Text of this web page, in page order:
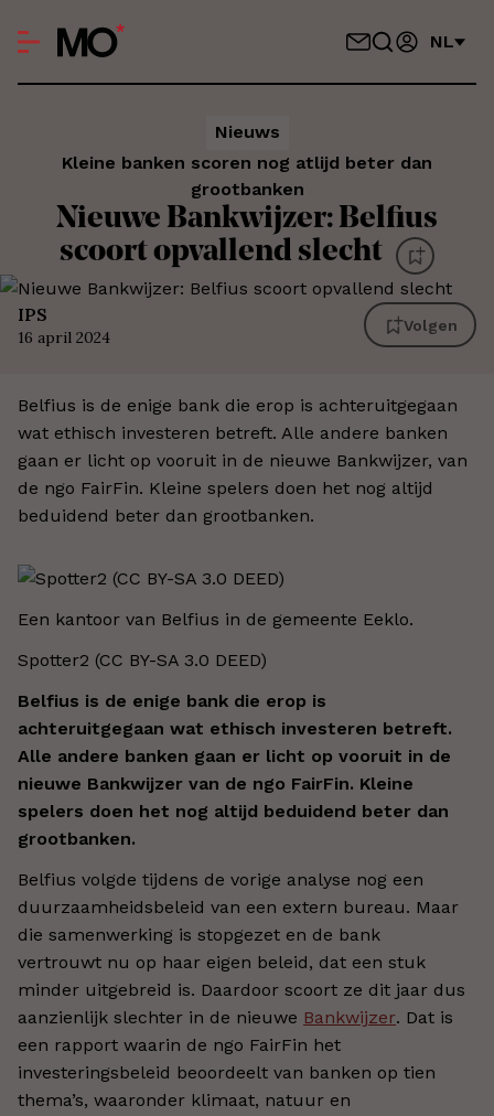
NL
Nieuws
Kleine banken scoren nog atlijd beter dan
grootbanken
Nieuwe Bankwijzer: Belfius
scoort opvallend slecht
IPS
16 april 2024
Volgen
Belfius is de enige bank die erop is achteruitgegaan
wat ethisch investeren betreft. Alle andere banken
gaan er licht op vooruit in de nieuwe Bankwijzer, van
de ngo FairFin. Kleine spelers doen het nog altijd
beduidend beter dan grootbanken.
Een kantoor van Belfius in de gemeente Eeklo.
Spotter2 (CC BY-SA 3.0 DEED)
Belfius is de enige bank die erop is
achteruitgegaan wat ethisch investeren betreft.
Alle andere banken gaan er licht op vooruit in de
nieuwe Bankwijzer van de ngo FairFin. Kleine
spelers doen het nog altijd beduidend beter dan
grootbanken.
Belfius volgde tijdens de vorige analyse nog een
duurzaamheidsbeleid van een extern bureau. Maar
die samenwerking is stopgezet en de bank
vertrouwt nu op haar eigen beleid, dat een stuk
minder uitgebreid is. Daardoor scoort ze dit jaar dus
aanzienlijk slechter in de nieuwe Bankwijzer. Dat is
een rapport waarin de ngo FairFin het
investeringsbeleid beoordeelt van banken op tien
thema’s, waaronder klimaat, natuur en